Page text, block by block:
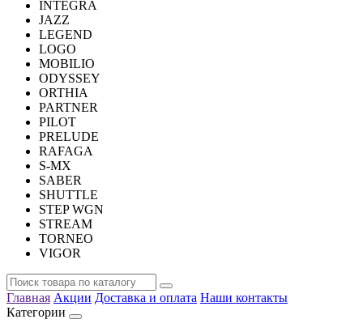
INTEGRA
JAZZ
LEGEND
LOGO
MOBILIO
ODYSSEY
ORTHIA
PARTNER
PILOT
PRELUDE
RAFAGA
S-MX
SABER
SHUTTLE
STEP WGN
STREAM
TORNEO
VIGOR
Главная Акции Доставка и оплата Наши контакты
Категории